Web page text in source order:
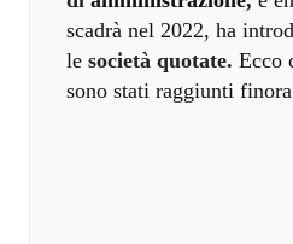
scadrà nel 2022, ha
le società quotate. Ecco
sono stati raggiunti